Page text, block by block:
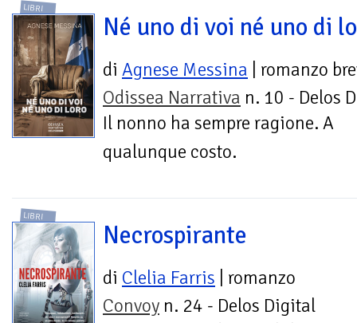
LIBRI
Né uno di voi né uno di
di Agnese Messina | romanzo
Odissea Narrativa n. 10 - Delos
Il nonno ha sempre ragione. A
qualunque costo.
LIBRI
Necrospirante
di Clelia Farris | romanzo
Convoy n. 24 - Delos Digital